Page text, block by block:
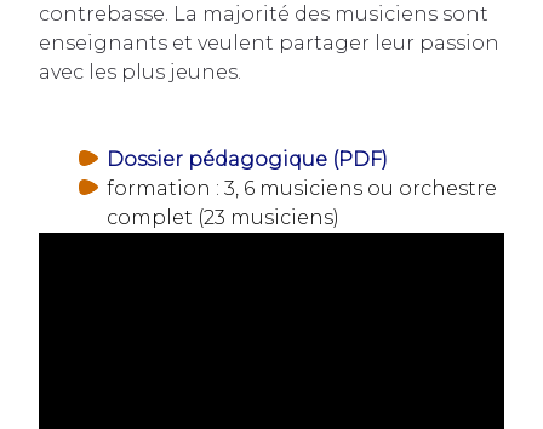
contrebasse. La majorité des musiciens sont
enseignants et veulent partager leur passion
avec les plus jeunes.
Dossier pédagogique (PDF)
formation : 3, 6 musiciens ou orchestre
complet (23 musiciens)